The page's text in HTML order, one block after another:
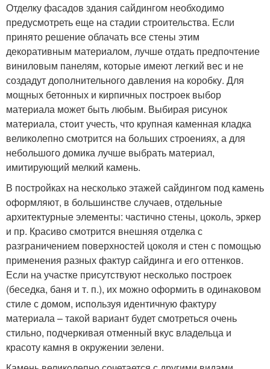
Отделку фасадов здания сайдингом необходимо
предусмотреть еще на стадии строительства. Если
принято решение облачать все стены этим
декоративным материалом, лучше отдать предпочтение
виниловым панелям, которые имеют легкий вес и не
создадут дополнительного давления на коробку. Для
мощных бетонных и кирпичных построек выбор
материала может быть любым. Выбирая рисунок
материала, стоит учесть, что крупная каменная кладка
великолепно смотрится на больших строениях, а для
небольшого домика лучше выбрать материал,
имитирующий мелкий камень.
В постройках на несколько этажей сайдингом под камень
оформляют, в большинстве случаев, отдельные
архитектурные элементы: частично стены, цоколь, эркер
и пр. Красиво смотрится внешняя отделка с
разграничением поверхностей цоколя и стен с помощью
применения разных фактур сайдинга и его оттенков.
Если на участке присутствуют несколько построек
(беседка, баня и т. п.), их можно оформить в одинаковом
стиле с домом, используя идентичную фактуру
материала – такой вариант будет смотреться очень
стильно, подчеркивая отменный вкус владельца и
красоту камня в окружении зелени.